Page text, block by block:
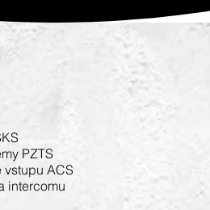
PZTS
vstupu ACS
intercomu